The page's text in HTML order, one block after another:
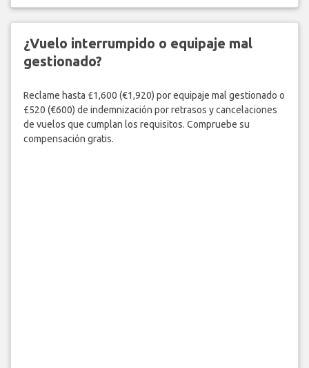
¿Vuelo interrumpido o equipaje mal
gestionado?
Reclame hasta £1,600 (€1,920) por equipaje mal gestionado o
£520 (€600) de indemnización por retrasos y cancelaciones
de vuelos que cumplan los requisitos. Compruebe su
compensación gratis.